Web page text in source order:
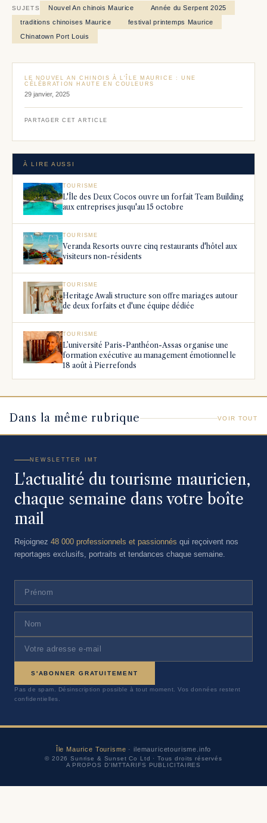
SUJETS Nouvel An chinois Maurice
Année du Serpent 2025
traditions chinoises Maurice
festival printemps Maurice
Chinatown Port Louis
LE NOUVEL AN CHINOIS À L'ÎLE MAURICE : UNE
CÉLÉBRATION HAUTE EN COULEURS
29 janvier, 2025
PARTAGER CET ARTICLE
À LIRE AUSSI
TOURISME
L'Île des Deux Cocos ouvre un forfait Team Building
aux entreprises jusqu'au 15 octobre
TOURISME
Veranda Resorts ouvre cinq restaurants d'hôtel aux
visiteurs non-résidents
TOURISME
Heritage Awali structure son offre mariages autour
de deux forfaits et d'une équipe dédiée
TOURISME
L’université Paris-Panthéon-Assas organise une
formation exécutive au management émotionnel le
18 août à Pierrefonds
Dans la même rubrique VOIR TOUT
NEWSLETTER IMT
L'actualité du tourisme mauricien,
chaque semaine dans votre boîte
mail
Rejoignez 48 000 professionnels et passionnés qui reçoivent nos
reportages exclusifs, portraits et tendances chaque semaine.
S'ABONNER GRATUITEMENT
Pas de spam. Désinscription possible à tout moment. Vos données restent
confidentielles.
Île Maurice Tourisme · ilemauricetourisme.info
© 2026 Sunrise & Sunset Co Ltd · Tous droits réservés
A PROPOS D'IMTTARIFS PUBLICITAIRES